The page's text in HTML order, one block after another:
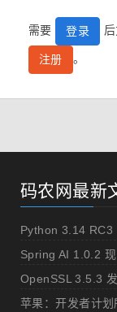
需要 登录
注册 。
码农网最新
Python 3.14 RC3
Spring AI 1.0.2
OpenSSL 3.5.3
苹果：开发者计